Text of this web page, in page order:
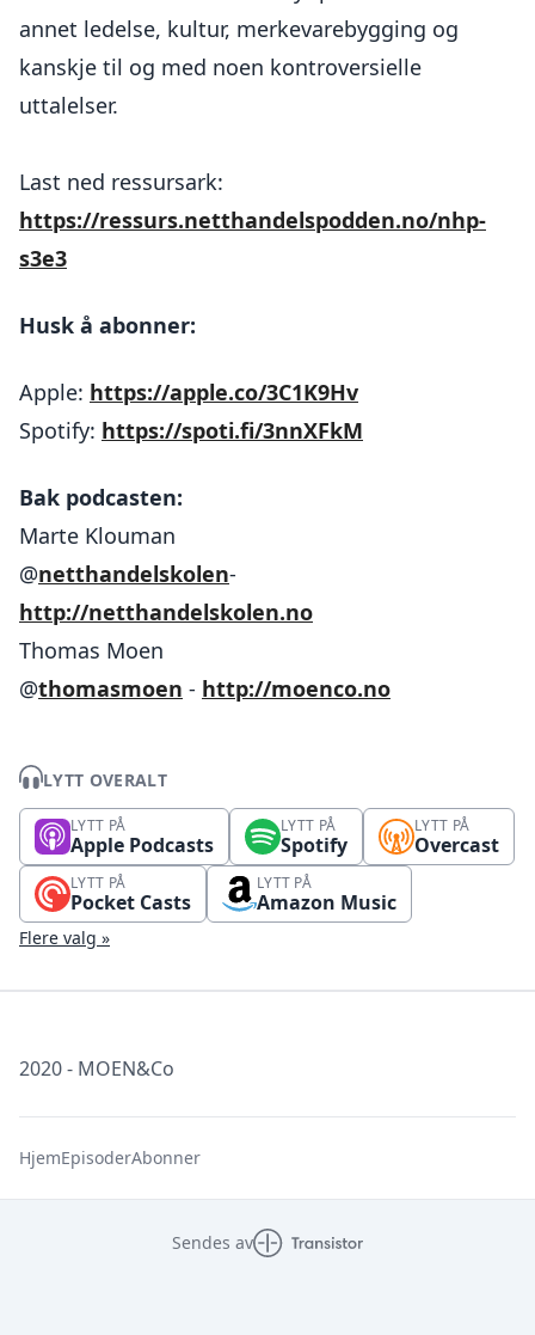
annet ledelse, kultur, merkevarebygging og
kanskje til og med noen kontroversielle
uttalelser.
Last ned ressursark:
https://ressurs.netthandelspodden.no/nhp-
s3e3
Husk å abonner:
Apple: https://apple.co/3C1K9Hv
Spotify: https://spoti.fi/3nnXFkM
Bak podcasten:
Marte Klouman
@netthandelskolen-
http://netthandelskolen.no
Thomas Moen
@thomasmoen - http://moenco.no
LYTT OVERALT
LYTT PÅ
Apple Podcasts
LYTT PÅ
Spotify
LYTT PÅ
Overcast
LYTT PÅ
Pocket Casts
LYTT PÅ
Amazon Music
Flere valg »
2020 - MOEN&Co
HjemEpisoderAbonner
Sendes av